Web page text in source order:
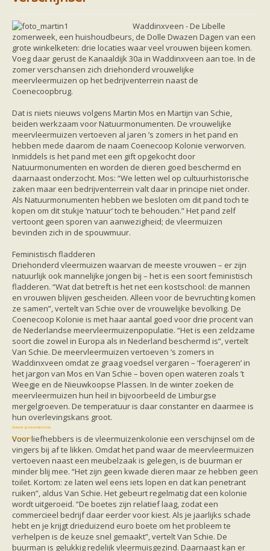
Noord-Brabant
Noord-Holland
Overijssel
Utrecht
Zeeland
Zuid-Holland
Vleermuizen en ziektes
Bescherming
Soortbescherming
Gebiedsbescherming
Hulp bij bouwplannen en bomenkap
Vleermuisprotocol
Knelpunten in vleermuisbescherming
Vleermuis advies en onderzoekbureaus
Doe mee
vleermuiskasten kopen/ ophangen
Meedoen
Landelijk zoogdierwerkgroepen
Regionale of provinciale werkgroepen
Jeugd
Internationaal
Landelijke natuurverenigingen
Ik wil graag mee op vleermuisexcursie
Vleermuizen in de tuin
Aankondiging activiteiten
Ik ben op zoek naar een detector
Ecologie en soorten
Hoe vleermuizen leven
Voedsel en jagen
Verblijfplaatsen
Echolocatie
Soorten
Baardvleermuis
Bechsteins vleermuis
Bosvleermuis
Brandt's vleermuis
Bruine of gewone grootoorvleermuis
Franjestaart
Gewone dwergvleermuis
Grijze grootoorvleermuis
Grote rosse vleermuis
Ingekorven vleermuis
Kleine en grote hoefijzerneus
Laatvlieger
Meervleermuis
Mopsvleermuis
Noordse vleermuis
Rosse vleermuis
Ruige dwergvleermuis
Gewone grootoorvleermuis
Paul van Hoof
Waddinxveen - De Libelle
zomerweek, een huishoudbeurs, de Dolle Dwazen Dagen van een
grote winkelketen: drie locaties waar veel vrouwen bijeen komen.
Voeg daar gerust de Kanaaldijk 30a in Waddinxveen aan toe. In de
zomer verschansen zich driehonderd vrouwelijke
meervleermuizen op het bedrijventerrein naast de
Coenecoopbrug.
Dat is niets nieuws volgens Martin Mos en Martijn van Schie,
beiden werkzaam voor Natuurmonumenten. De vrouwelijke
meervleermuizen vertoeven al jaren ’s zomers in het pand en
hebben mede daarom de naam Coenecoop Kolonie verworven.
Inmiddels is het pand met een gift opgekocht door
Natuurmonumenten en worden de dieren goed beschermd en
daarnaast onderzocht. Mos: “We letten wel op cultuurhistorische
zaken maar een bedrijventerrein valt daar in principe niet onder.
Als Natuurmonumenten hebben we besloten om dit pand toch te
kopen om dit stukje ‘natuur’ toch te behouden.” Het pand zelf
vertoont geen sporen van aanwezigheid; de vleermuizen
bevinden zich in de spouwmuur.
Feministisch fladderen
Driehonderd vleermuizen waarvan de meeste vrouwen – er zijn
natuurlijk ook mannelijke jongen bij – het is een soort feministisch
fladderen. “Wat dat betreft is het net een kostschool: de mannen
en vrouwen blijven gescheiden. Alleen voor de bevruchting komen
ze samen”, vertelt van Schie over de vrouwelijke bevolking. De
Coenecoop Kolonie is met haar aantal goed voor drie procent van
de Nederlandse meervleermuizenpopulatie. “Het is een zeldzame
soort die zowel in Europa als in Nederland beschermd is”, vertelt
Van Schie. De meervleermuizen vertoeven ’s zomers in
Waddinxveen omdat ze graag voedsel vergaren – ‘foerageren’ in
het jargon van Mos en Van Schie – boven open wateren zoals ’t
Weegje en de Nieuwkoopse Plassen. In de winter zoeken de
meervleermuizen hun heil in bijvoorbeeld de Limburgse
mergelgroeven. De temperatuur is daar constanter en daarmee is
hun overlevingskans groot.
Voor liefhebbers is de vleermuizenkolonie een verschijnsel om de
vingers bij af te likken. Omdat het pand waar de meervleermuizen
vertoeven naast een meubelzaak is gelegen, is de buurman er
minder blij mee. “Het zijn geen kwade dieren maar ze hebben geen
toilet. Kortom: ze laten wel eens iets lopen en dat kan penetrant
ruiken”, aldus Van Schie. Het gebeurt regelmatig dat een kolonie
wordt uitgeroeid. “De boetes zijn relatief laag, zodat een
commercieel bedrijf daar eerder voor kiest. Als je jaarlijks schade
hebt en je krijgt drieduizend euro boete om het probleem te
verhelpen is de keuze snel gemaakt”, vertelt Van Schie. De
buurman is gelukkig redelijk vleermuisgezind. Daarnaast kan er